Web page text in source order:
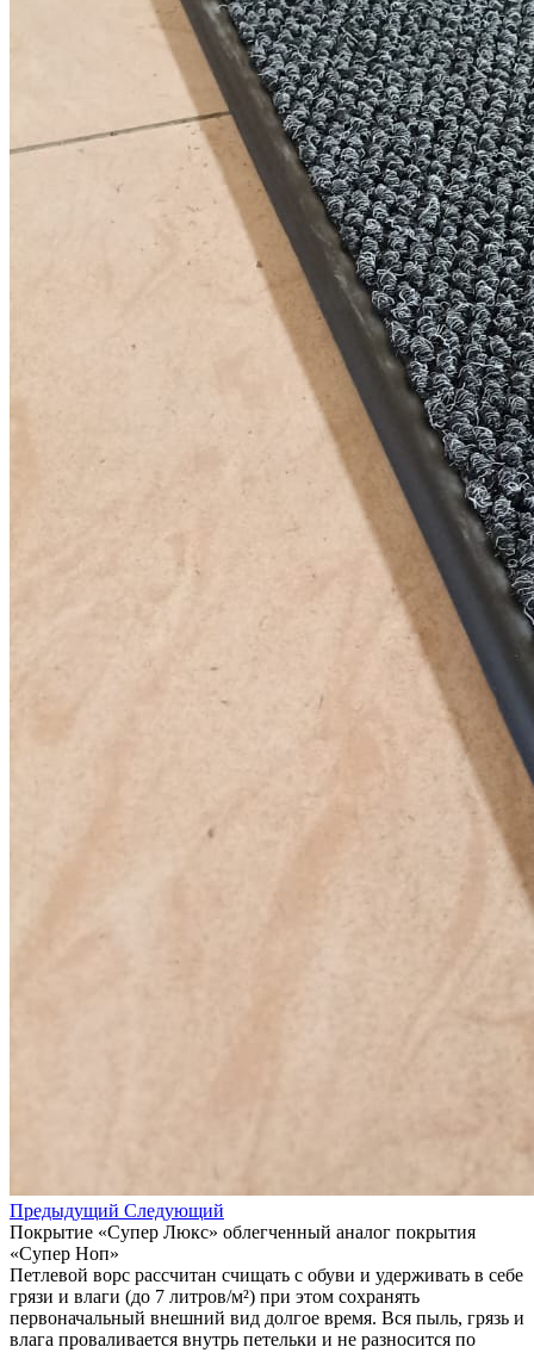
Предыдущий Следующий
Покрытие «Супер Люкс» облегченный аналог покрытия
«Супер Ноп»
Петлевой ворс рассчитан счищать с обуви и удерживать в себе
грязи и влаги (до 7 литров/м²) при этом сохранять
первоначальный внешний вид долгое время. Вся пыль, грязь и
влага проваливается внутрь петельки и не разносится по